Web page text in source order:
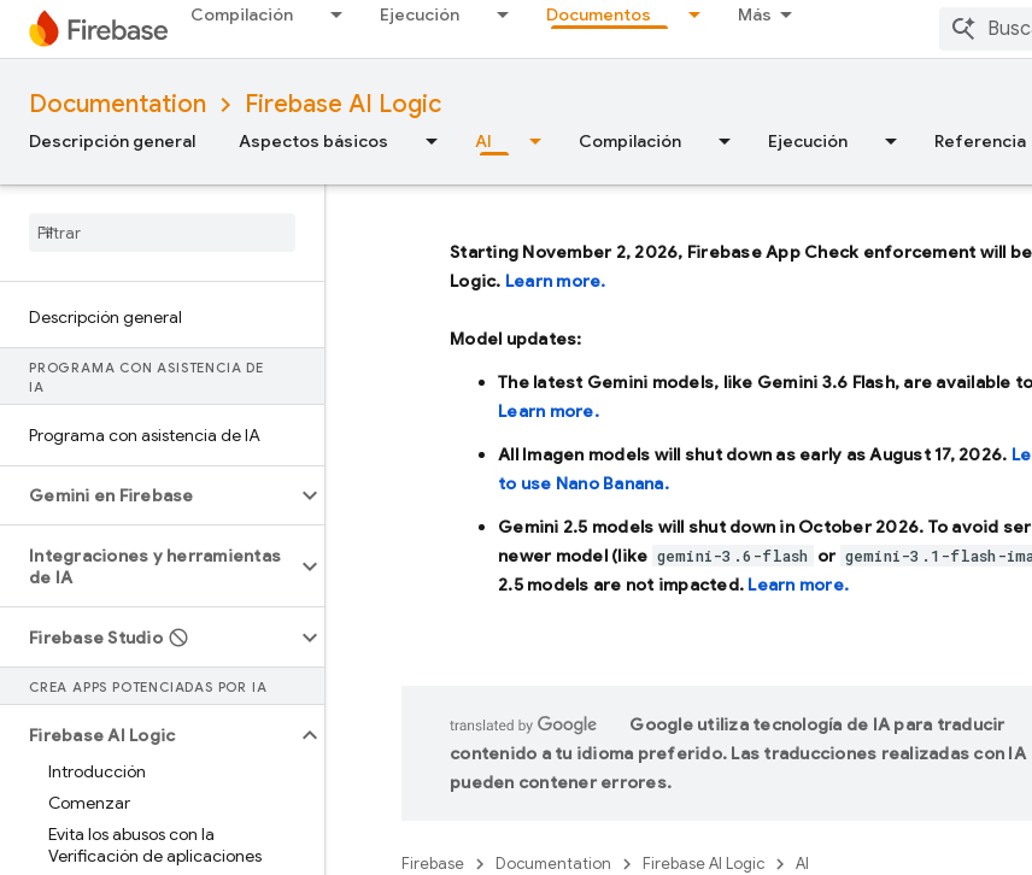
Compilación Ejecución Documentos Más
Documentation Firebase AI Logic
Descripción general Aspectos básicos AI Compilación Ejecución Referencia
Descripción general
PROGRAMA CON ASISTENCIA DE
IA
Programa con asistencia de IA
Gemini en Firebase
Integraciones y herramientas
de IA
Firebase Studio
CREA APPS POTENCIADAS POR IA
Firebase AI Logic
Introducción
Comenzar
Evita los abusos con la
Verificación de aplicaciones
Starting November 2, 2026, Firebase App Check enforcement will be
Logic. Learn more.
Model updates:
The latest Gemini models, like Gemini 3.6 Flash, are available
Learn more.
All Imagen models will shut down as early asAugust 17, 2026.
to use Nano Banana.
Gemini 2.5 models will shut down in October 2026. To avoid
newer model (like gemini-3.6-flash or gemini-3.1-flash-
2.5 models are not impacted. Learn more.
Google utiliza tecnología de IA para traducir
contenido a tu idioma preferido. Las traducciones realizadas con IA
pueden contener errores.
Firebase Documentation Firebase AI Logic AI